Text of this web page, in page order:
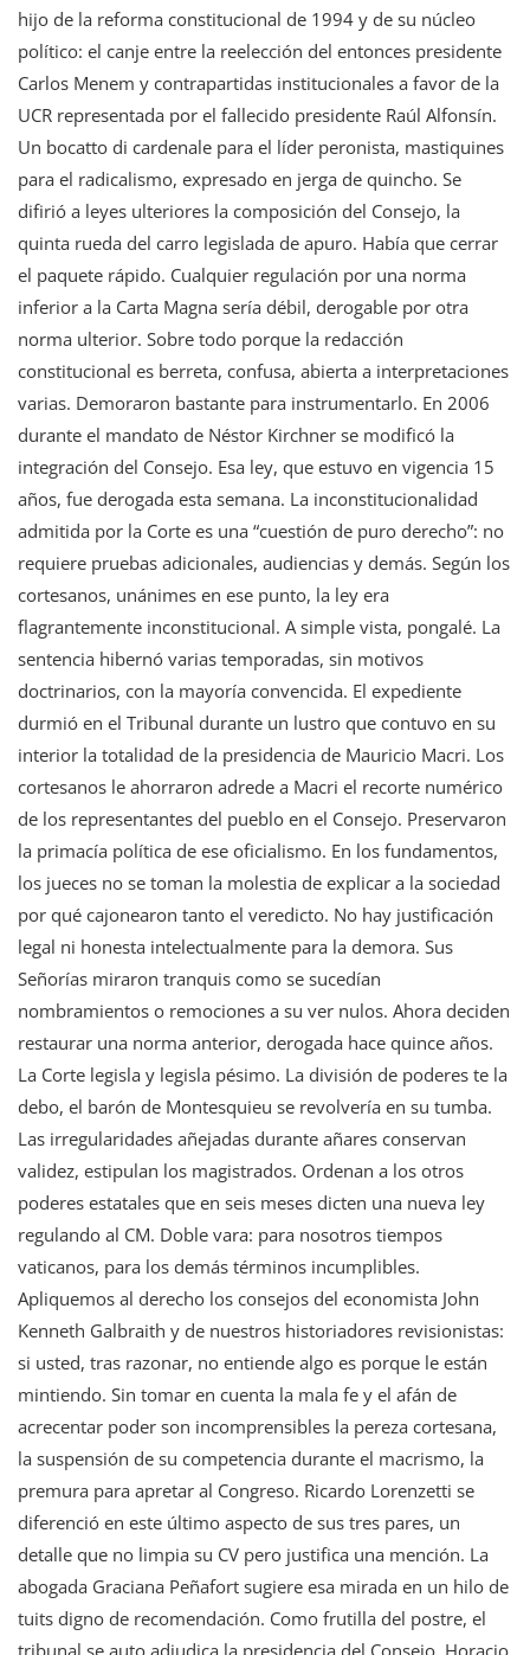
hijo de la reforma constitucional de 1994 y de su núcleo
político: el canje entre la reelección del entonces presidente
Carlos Menem y contrapartidas institucionales a favor de la
UCR representada por el fallecido presidente Raúl Alfonsín.
Un bocatto di cardenale para el líder peronista, mastiquines
para el radicalismo, expresado en jerga de quincho. Se
difirió a leyes ulteriores la composición del Consejo, la
quinta rueda del carro legislada de apuro. Había que cerrar
el paquete rápido. Cualquier regulación por una norma
inferior a la Carta Magna sería débil, derogable por otra
norma ulterior. Sobre todo porque la redacción
constitucional es berreta, confusa, abierta a interpretaciones
varias. Demoraron bastante para instrumentarlo. En 2006
durante el mandato de Néstor Kirchner se modificó la
integración del Consejo. Esa ley, que estuvo en vigencia 15
años, fue derogada esta semana. La inconstitucionalidad
admitida por la Corte es una “cuestión de puro derecho”: no
requiere pruebas adicionales, audiencias y demás. Según los
cortesanos, unánimes en ese punto, la ley era
flagrantemente inconstitucional. A simple vista, pongalé. La
sentencia hibernó varias temporadas, sin motivos
doctrinarios, con la mayoría convencida. El expediente
durmió en el Tribunal durante un lustro que contuvo en su
interior la totalidad de la presidencia de Mauricio Macri. Los
cortesanos le ahorraron adrede a Macri el recorte numérico
de los representantes del pueblo en el Consejo. Preservaron
la primacía política de ese oficialismo. En los fundamentos,
los jueces no se toman la molestia de explicar a la sociedad
por qué cajonearon tanto el veredicto. No hay justificación
legal ni honesta intelectualmente para la demora. Sus
Señorías miraron tranquis como se sucedían
nombramientos o remociones a su ver nulos. Ahora deciden
restaurar una norma anterior, derogada hace quince años.
La Corte legisla y legisla pésimo. La división de poderes te la
debo, el barón de Montesquieu se revolvería en su tumba.
Las irregularidades añejadas durante añares conservan
validez, estipulan los magistrados. Ordenan a los otros
poderes estatales que en seis meses dicten una nueva ley
regulando al CM. Doble vara: para nosotros tiempos
vaticanos, para los demás términos incumplibles.
Apliquemos al derecho los consejos del economista John
Kenneth Galbraith y de nuestros historiadores revisionistas:
si usted, tras razonar, no entiende algo es porque le están
mintiendo. Sin tomar en cuenta la mala fe y el afán de
acrecentar poder son incomprensibles la pereza cortesana,
la suspensión de su competencia durante el macrismo, la
premura para apretar al Congreso. Ricardo Lorenzetti se
diferenció en este último aspecto de sus tres pares, un
detalle que no limpia su CV pero justifica una mención. La
abogada Graciana Peñafort sugiere esa mirada en un hilo de
tuits digno de recomendación. Como frutilla del postre, el
tribunal se auto adjudica la presidencia del Consejo. Horacio